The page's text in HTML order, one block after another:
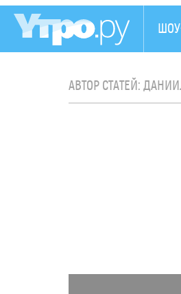
АВТОР СТАТЕЙ: